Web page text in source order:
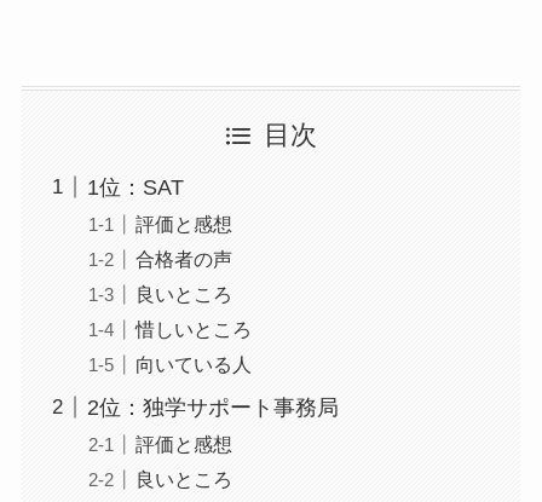
目次
1位：SAT
評価と感想
合格者の声
良いところ
惜しいところ
向いている人
2位：独学サポート事務局
評価と感想
良いところ